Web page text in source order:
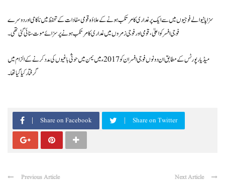
سزا پانیوالے فوجیوں میں سے ایک پر غداری کا مرتکب ہونے کے علاؤہ قومی مفادات کے تحفظ میں ناکامی اور دوسرے
فوجی افسر کو اعلیٰ، قومی اور فوجی زمروں میں غداری کا مرتکب ہونے پرسزائے موت سنائی گئی تھی۔
میڈیا رپورٹس کے مطابق ان دونوں فوجی افسران کو 2017ء میں یمن میں حوثی باغیوں کی مدد کرنے کے الزام میں
گرفتار کیا گیا تھا ۔
Share on Facebook Share on Twitter
Previous Article Next Article